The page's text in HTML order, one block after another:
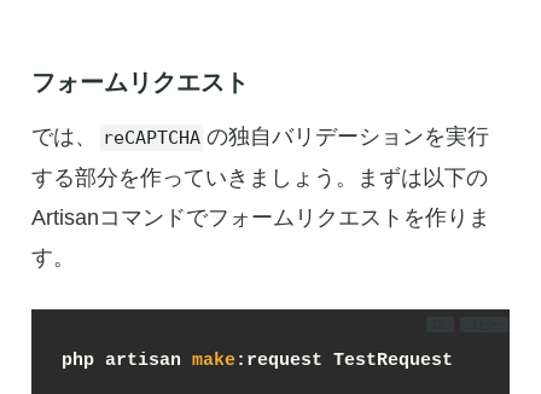
フォームリクエスト
では、 reCAPTCHA の独自バリデーションを実行
する部分を作っていきましょう。まずは以下の
Artisanコマンドでフォームリクエストを作りま
す。
php artisan make:request TestRequest